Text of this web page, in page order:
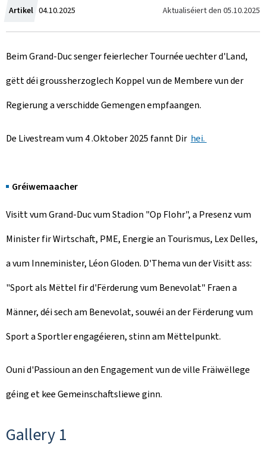
Artikel C
r
e
a
t
04.10.2025 Aktualiséiert den 05.10.2025
Beim Grand-Duc senger feierlecher Tournée uechter d'Land,
gëtt déi groussherzoglech Koppel vun de Membere vun der
Regierung a verschidde Gemengen empfaangen.
De Livestream vum 4 .Oktober 2025 fannt Dir hei.
Gréiwemaacher
Visitt vum Grand-Duc vum Stadion "Op Flohr", a Presenz vum
Minister fir Wirtschaft, PME, Energie an Tourismus, Lex Delles,
a vum Inneminister, Léon Gloden. D'Thema vun der Visitt ass:
"Sport als Mëttel fir d'Fërderung vum Benevolat" Fraen a
Männer, déi sech am Benevolat, souwéi an der Fërderung vum
Sport a Sportler engagéieren, stinn am Mëttelpunkt.
Ouni d'Passioun an den Engagement vun de ville Fräiwëllege
géing et kee Gemeinschaftsliewe ginn.
Gallery 1